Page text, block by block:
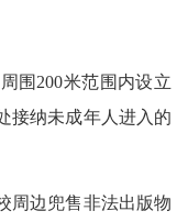
200米范围内设立
接纳未成年人进入的
边兜售非法出版物